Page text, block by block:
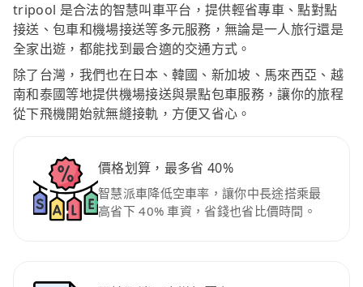
tripool 是合法的智慧叫車平台，提供輕省專車、點對點
接送、包車和機場接送等多元服務，無論是一人旅行還是
全家出遊，都能找到最合適的交通方式。
除了台灣，我們也在日本、韓國、新加坡、馬來西亞、越
南和泰國等地提供機場接送與景點包車服務，讓你的旅程
從下飛機開始就無縫接軌，方便又省心。
價格划算，最多省 40%
智慧派車降低空車率，讓你中長途搭乘最
高省下 40% 車資，省錢也省比價時間。